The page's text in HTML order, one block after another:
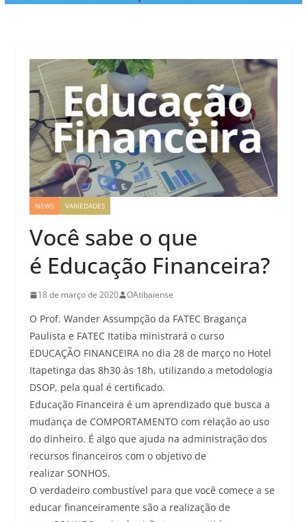
NEWS VARIEDADES
Você sabe o que
é Educação Financeira?
18 de março de 2020 OAtibaiense
O Prof. Wander Assumpção da FATEC Bragança
Paulista e FATEC Itatiba ministrará o curso
EDUCAÇÃO FINANCEIRA no dia 28 de março no Hotel
Itapetinga das 8h30 às 18h, utilizando a metodologia
DSOP, pela qual é certificado.
Educação Financeira é um aprendizado que busca a
mudança de COMPORTAMENTO com relação ao uso
do dinheiro. É algo que ajuda na administração dos
recursos financeiros com o objetivo de
realizar SONHOS.
O verdadeiro combustível para que você comece a se
educar financeiramente são a realização de